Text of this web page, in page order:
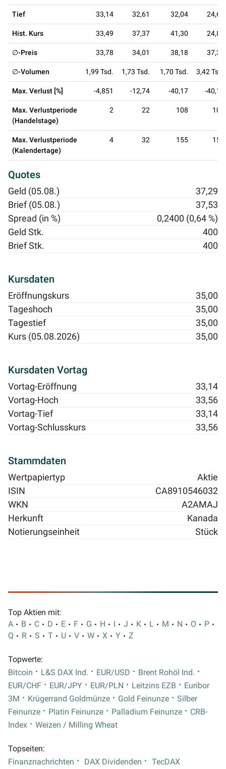
Tief 33,14 32,61 32,04 24,64
Hist. Kurs 33,49 37,37 41,30 24,86
∅-Preis 33,78 34,01 38,18 37,39
∅-Volumen 1,99 Tsd. 1,73 Tsd. 1,70 Tsd. 3,42 Tsd.
Max. Verlust [%] -4,851 -12,74 -40,17 -40,17
Max. Verlustperiode
(Handelstage)
2 22 108 108
Max. Verlustperiode
(Kalendertage)
4 32 155 155
Quotes
Geld (05.08.)
37,29
Brief (05.08.)
37,53
Spread (in %)
0,2400 (0,64 %)
Geld Stk.
400
Brief Stk.
400
Kursdaten
Eröffnungskurs
35,00
Tageshoch
35,00
Tagestief
35,00
Kurs (05.08.2026)
35,00
Kursdaten Vortag
Vortag-Eröffnung
33,14
Vortag-Hoch
33,56
Vortag-Tief
33,14
Vortag-Schlusskurs
33,56
Stammdaten
Wertpapiertyp
Aktie
ISIN
CA8910546032
WKN
A2AMAJ
Herkunft
Kanada
Notierungseinheit
Stück
Top Aktien mit:
A
B C D E F G H I J K L M N O
P
Q
R S T U V W X Y Z
Topwerte:
Bitcoin
L&S DAX Ind. EUR/USD
Brent Rohöl Ind.
EUR/CHF
EUR/JPY EUR/PLN Leitzins EZB
Euribor
3M
Krügerrand Goldmünze Gold Feinunze
Silber
Feinunze
Platin Feinunze Palladium Feinunze
CRB-
Index
Weizen / Milling Wheat
Topseiten:
Finanznachrichten
DAX Dividenden TecDAX